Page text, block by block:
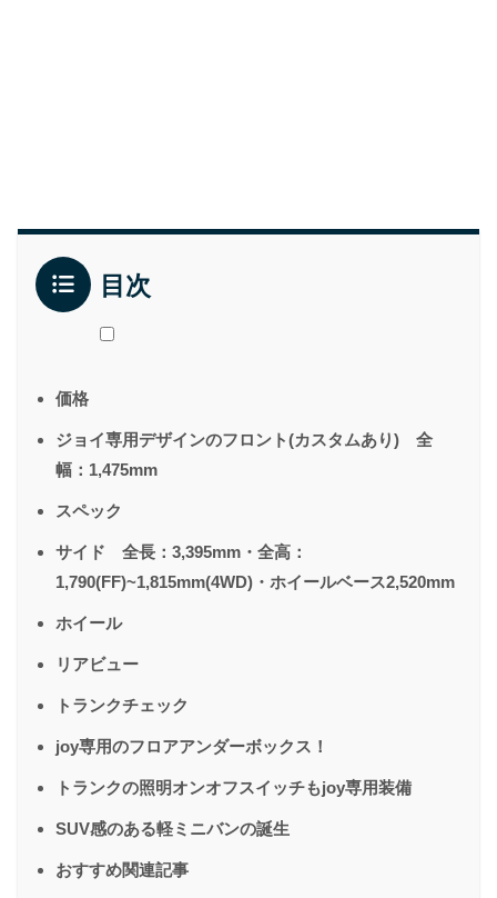
目次
価格
ジョイ専用デザインのフロント(カスタムあり) 全
幅：1,475mm
スペック
サイド 全長：3,395mm・全高：
1,790(FF)~1,815mm(4WD)・ホイールベース2,520mm
ホイール
リアビュー
トランクチェック
joy専用のフロアアンダーボックス！
トランクの照明オンオフスイッチもjoy専用装備
SUV感のある軽ミニバンの誕生
おすすめ関連記事